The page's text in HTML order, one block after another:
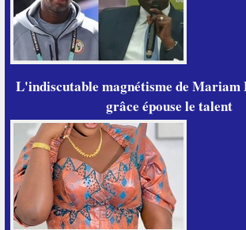
L'indiscutable magnétisme de Mariam
grâce épouse le talent